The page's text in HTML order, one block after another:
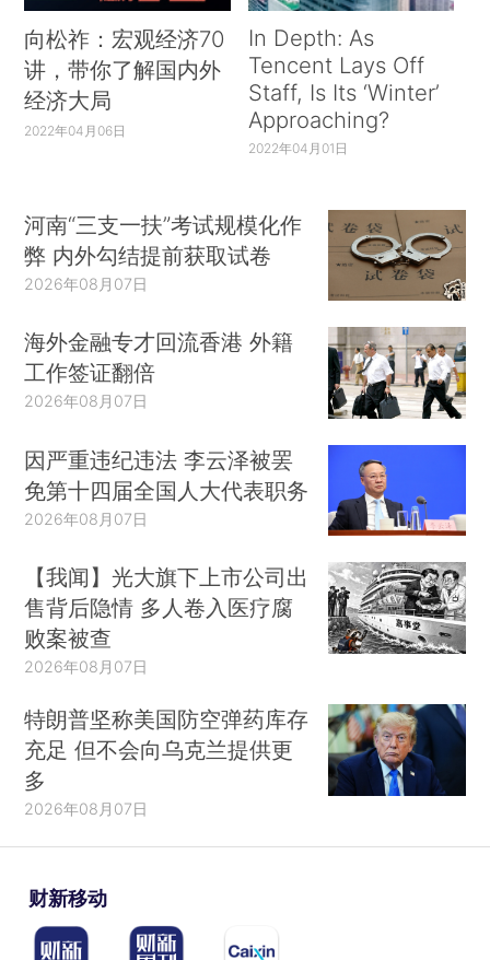
向松祚：宏观经济70
讲，带你了解国内外
经济大局
2022年04月06日
In Depth: As
Tencent Lays Off
Staff, Is Its ‘Winter’
Approaching?
2022年04月01日
河南“三支一扶”考试规模化作
弊 内外勾结提前获取试卷
2026年08月07日
海外金融专才回流香港 外籍
工作签证翻倍
2026年08月07日
因严重违纪违法 李云泽被罢
免第十四届全国人大代表职务
2026年08月07日
【我闻】光大旗下上市公司出
售背后隐情 多人卷入医疗腐
败案被查
2026年08月07日
特朗普坚称美国防空弹药库存
充足 但不会向乌克兰提供更
多
2026年08月07日
财新移动